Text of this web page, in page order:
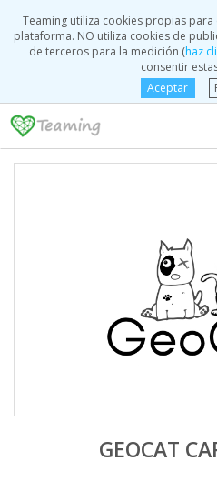
Teaming utiliza cookies propias
plataforma. NO utiliza cookies de
de terceros para la medición (haz
consentir
Aceptar
GEOCAT